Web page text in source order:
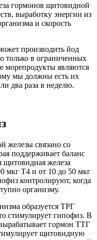
гормонов щитовидной
выработку энергии из
и скорость
производить йод
только в ограниченных
морепродукты являются
мы должны есть их
два раза в неделю.
железы связано со
поддерживает баланс
щитовидная железа
мкг Т4 и от 10 до 50 мкг
контролируют, когда
организму.
образуется ТРГ
стимулирует гипофиз. В
гормон ТТГ
щитовидную